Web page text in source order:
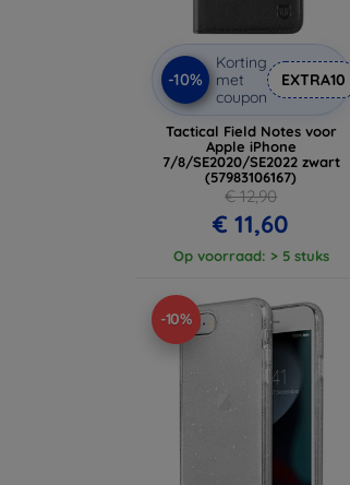
-10%
Korting
met
coupon
EXTRA10
Tactical Field Notes voor
Apple iPhone
7/8/SE2020/SE2022 zwart
(57983106167)
€ 12,90
€ 11,60
Op voorraad: > 5 stuks
-10%